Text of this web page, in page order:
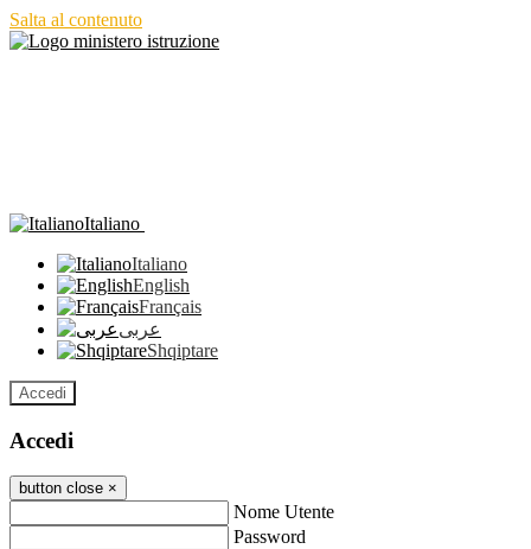
Salta al contenuto
Italiano
Italiano
English
Français
عربى
Shqiptare
Accedi
Accedi
button close ×
Nome Utente
Password